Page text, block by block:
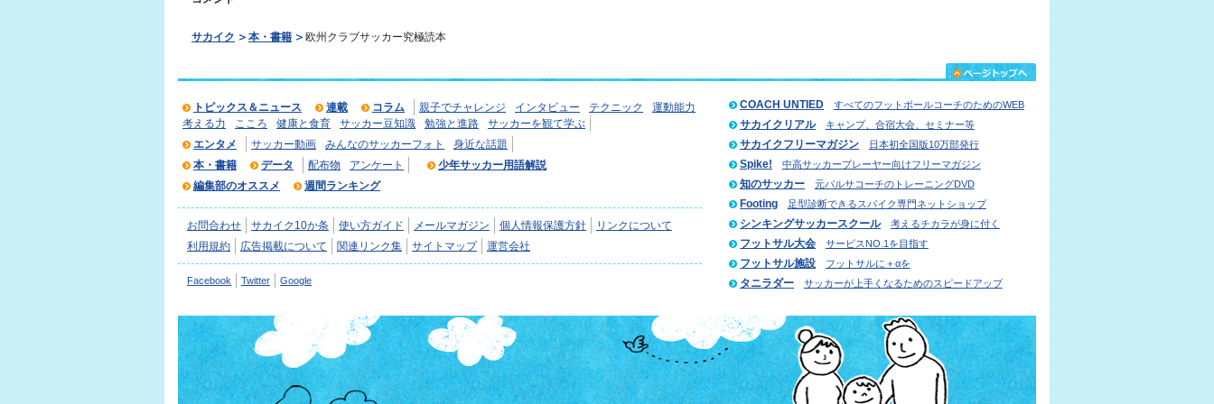
サカイク 本・書籍 欧州クラブサッカー究極読本
トピックス＆ニュース 連載 コラム 親子でチャレンジ インタビュー テクニック
運動能力
考える力
こころ 健康と食育 サッカー豆知識 勉強と進路
サッカーを観て学ぶ
エンタメ
サッカー動画 みんなのサッカーフォト
身近な話題
本・書籍
データ 配布物 アンケート
少年サッカー用語解説
編集部のオススメ
週間ランキング
お問合わせ サカイク10か条 使い方ガイド メールマガジン 個人情報保護方針
リンクについて
利用規約
広告掲載について 関連リンク集 サイトマップ 運営会社
Facebook Twitter Google
COACH UNTIED すべてのフットボールコーチのためのWEB
サカイクリアル キャンプ、合宿大会、セミナー等
サカイクフリーマガジン 日本初全国版10万部発行
Spike! 中高サッカープレーヤー向けフリーマガジン
知のサッカー 元バルサコーチのトレーニングDVD
Footing 足型診断できるスパイク専門ネットショップ
シンキングサッカースクール 考えるチカラが身に付く
フットサル大会 サービスNO.1を目指す
フットサル施設 フットサルに＋αを
タニラダー サッカーが上手くなるためのスピードアップ